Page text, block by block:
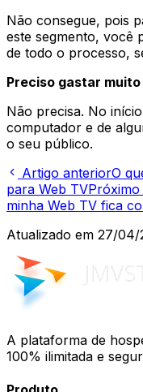
Não consegue, pois
este segmento, você
de todo o processo,
Preciso gastar
Não precisa. No
computador e de
o seu público.
Artigo anteriorO
para Web TVPróximo
minha Web TV fica
Atualizado em 27/04/
A plataforma de
100% ilimitada e